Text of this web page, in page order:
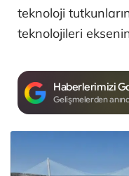
teknoloji
teknolojileri
Haberlerimizi
Gelişmelerden